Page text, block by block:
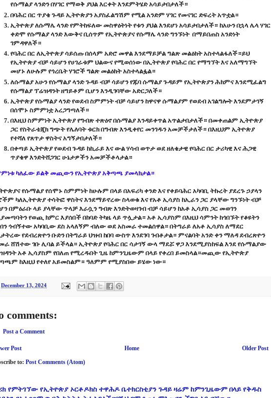
የሱማልያ ላንድን በሃገር የማወቅ ያህል እርቀት እንደምትሄድ አሳይታበታለች።
በባሕር በር ጥያቄ ጉዳይ ኢትዮጵያን አያስፈልግሽም የሚል አንድም ሃገር የመናገር ድፍረት አጥቷል።
ኢትዮጵያ ለሱማሌ ላንድ የምትከፍለው መስዋዕትነት የቱን ያህል እንደሆነ አሳይታበታለች። ከአሁን በኋላ ሌላ ሃገር
ቀድሞ የሱማልያ ላንድ እውቅና ቢሰጥም የኢትዮጵያና የሱማሌ ላንድ ግንኙነት በማይበጠስ አንድነት
ገምዳዋለች።
የባሕር በር ለኢትዮጵያ ሳይሰጡ በሰላም አድሮ መዋል እንደማይቻል ግልጽ መልዕክት አስተላልፋለች።ይህ
የኢትዮጵያ ብቻ ሳይሆን የሀገራቱም ህልውና የሚወሰነው በኢትዮጵያ የባሕር በር የማግኘት እና አለማግኘት
መሆኑ ለሁሉም የጎረቤት ሃገሮች ግልጽ መልዕክት አስተላልፏል።
ለሱማልያ አሁን የሱማልያ ላንድ ጉዳይ ብቻ ሳይሆን የጁባ ሱማልያ ጉዳይም የኢትዮጵያን ሕክምና እንደሚፈልግ
የሱማልያ ፕሬዝዳንት ዘግይቶም ቢሆን እንዲገባቸው አድርጋለች።
ኢትዮጵያ የሱማልያ ላንድ የወደብ ስምምነት ብቻ ሳይሆን ከዋናዋ ሱማልያም የወደብ አገልግሎት እንደምታገኝ
በሰሞኑ ስምምነቷ አረጋግጣለች።
በእዚህ ስምምነት ኢትዮጵያ የግብጽ ተጽዕኖ በሱማልያ እንዳይቀጥል አጥልታበታለች። በመቀጠልም ኢትዮጵያ
ጋር የስትራቴጂክ ግጭት የሌለባት ቱርክ በግብጽ እንዲቀየር መንገዱን አመቻችታለች። በእዚህም ኢትዮጵያ
የተሻለ የጸጥታ ዋስትና አግኝታበታለች።
በቀጣይ ኢትዮጵያ የወደብ ጉዳይ ከኪራይ እና ውል ሃሳብ ወጥታ ወደ ዘለቄታዊ የባሕር በር ታሪካዊ እና ሕጋዊ
ጥያቄዋ እንድትሸጋገር ሁኔታዎችን አመቻችቶላታል።
ካለፈው ይልቅ መጪውን የኢትዮጵያ አቅጣጫ ያመላክታል።
የሱማልያ የሰሞኑ ስምምነት ከሁሉም በላይ በአፍሪካ ቀንድ እና የቀይባሕር አካባቢ ትኩረት ያደረጉ ኃያላን
ካለኢትዮጵያ ተሳትፎ ዋስትና እንደማይኖረው ስላወቁ እና የአቶ ኢሳያስ ከኢራን ጋር ያላቸው ግንኙነት ብቻ
በምዕራቡ ላይ ያላቸው ጥላቻ እራሷን ግብጽ እንድትወዛገብ ብቻ ሳይሆን ከአቶ ኢሳያስ ጋር መወገን
የወጪ ክምር እያሰበች በከባድ ትካዜ ላይ ጥሏታል። አቶ ኢሳያስም በእዚህ ሳምንት ከጎበኙት የቆዩትን
ጎብኝተው አካባቢው ደስ አላለኝም ብለው ወደ አስመራ ተመልሰዋል። በትግራይ ለአቶ ኢሳያስ ለማደር
የደብረጽዮን ቡድን በትግራይ ህዝብ ከበባ ውስጥ እንደገባ ገብቶታል። ምናልባት አንድ ቀን ማለዳ ደብረጽዮን
ሸሽተው ገቡ ሊባል ይችላል። ኢትዮጵያ የባሕር በር ሳታገኝ ውላ ማደሯ ዋጋ እንደሚያስከፍል እንደ የሱማልያው
አቶ ኢሳያስም የበለጠ የሚረዱበት ጊዜ ከምንጊዜውም በላይ የቀረበ ይመስላል።መጪው የኢትዮጵያ
ከእዚህ የተለየ አይመስልም። ዓለምም የሚያስበው ይሄው ነው።
December 13, 2024
comments:
Post a Comment
Post Older Post
Home
to: Post Comments (Atom)
የምትገኘው የኢትዮጵያ ኦርቶዶክስ ተዋሕዶ ቤተክርስቲያን ጉዳይ ዛሬም ከምንጊዜውም በላይ የቅዱስ